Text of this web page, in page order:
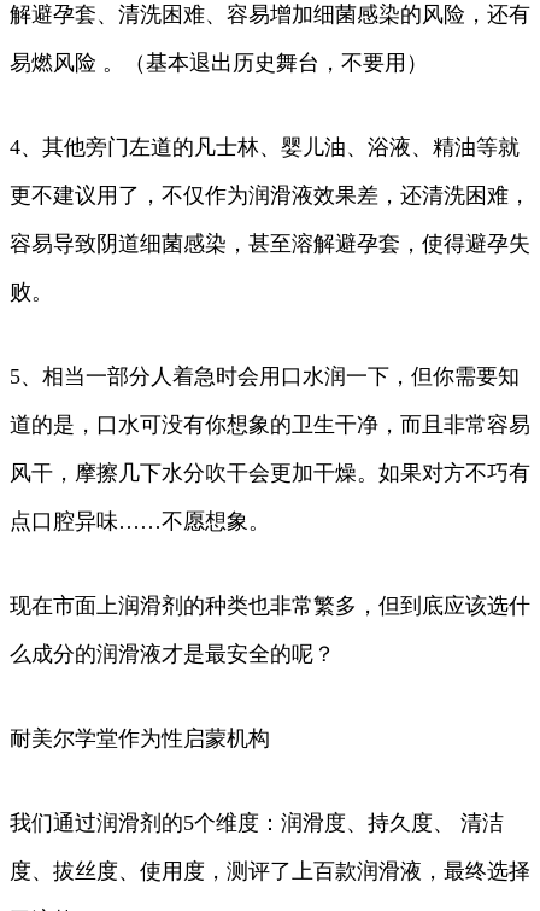
解避孕套、清洗困难、容易增加细菌感染的风险，还有
易燃风险 。（基本退出历史舞台，不要用）
4、其他旁门左道的凡士林、婴儿油、浴液、精油等就
更不建议用了，不仅作为润滑液效果差，还清洗困难，
容易导致阴道细菌感染，甚至溶解避孕套，使得避孕失
败。
5、相当一部分人着急时会用口水润一下，但你需要知
道的是，口水可没有你想象的卫生干净，而且非常容易
风干，摩擦几下水分吹干会更加干燥。如果对方不巧有
点口腔异味……不愿想象。
现在市面上润滑剂的种类也非常繁多，但到底应该选什
么成分的润滑液才是最安全的呢？
耐美尔学堂作为性启蒙机构
我们通过润滑剂的5个维度：润滑度、持久度、 清洁
度、拔丝度、使用度，测评了上百款润滑液，最终选择